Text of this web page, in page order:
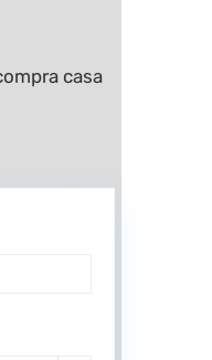
casa